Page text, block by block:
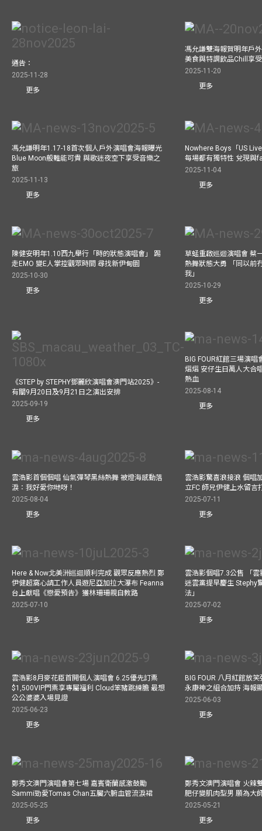
通告：
2025-11-28
更多
馮允謙雙海報賀明年戶
美食與特調飲品Chill享
2025-11-20
更多
馮允謙明年1.17-18首次個人戶外演唱會海報曝光
Blue Moon般難能可貴 與歌迷夜空下享受音樂之
旅
2025-11-13
更多
Nowhere Boys「US
每場都有獨特性 兌現與
2025-11-04
更多
陳健安明年1.10西九舉行「時的狀態演唱會」 踢
走EMO 變E人掌控觀眾時間 尋找新伊甸園
2025-10-30
更多
草蜢重啟巡迴演唱會 蔡
熱舞狀態大勇 「同以前
我」
2025-10-29
更多
《STEP by STEPHY鄧麗欣演唱會澳門站2025》-
有關9月20日及9月21日之演出安排
2025-09-19
更多
BIG FOUR紅館三場演
熠熠 安仔生日萬人大合
熱血
2025-08-14
更多
雲浩影首個個唱 仙氣彈琴黑絲熱舞 被燈海感動落
淚：我好愛你哋呀！
2025-08-04
更多
雲浩影驚喜浪接浪 個唱
立FC 師兄伊健上水留言
2025-07-11
更多
Here & Now北美洲巡迴順利完成 觀眾反應熱烈 鄭
伊健超窩心請工作人員遊尼亞加拉大瀑布 Feanna
台上獻唱《戀愛預告》獲林珊珊親自教路
2025-07-10
更多
雲浩影個唱7.3公售 「
迷雲黨提早慶生 Stephy
法」
2025-07-02
更多
雲浩影8月麥花臣首開個人演唱會 6.25優先訂票
$1,500VIP門票享專屬福利 Cloud笨豬跳練膽 最想
公公婆婆入場見證
2025-06-23
更多
BIG FOUR 八月紅館放
永康神之組合加持 海報
2025-06-03
更多
鄭秀文澳門演唱會第七場 嘉賓衛蘭感激鼓勵
Sammi勁愛Tomas Chan五臟六腑血管流淚裙
2025-05-25
更多
鄭秀文澳門演唱會 火辣
肥仔變肌肉型男 願為大
2025-05-21
更多